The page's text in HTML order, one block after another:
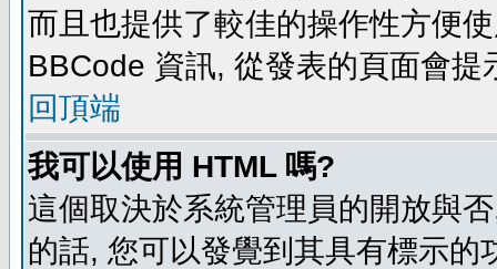
而且也提供了較佳的操作性方便
BBCode 資訊, 從發表的頁面會提
回頂端
我可以使用 HTML 嗎?
這個取決於系統管理員的開放與
的話, 您可以發覺到其具有標示